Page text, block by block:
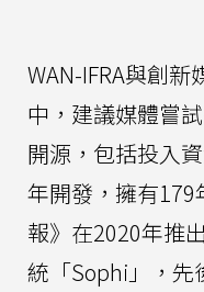
WAN-IFRA與創
中，建議媒體嘗
開源，包括投入
年開發，擁有
報》在2020年推
統「Sophi」，先